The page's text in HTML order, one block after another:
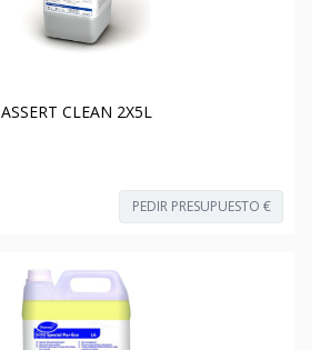
ASSERT CLEAN 2X5L
PEDIR PRESUPUESTO €